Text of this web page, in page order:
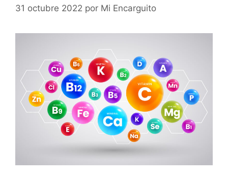
31 octubre 2022 por Mi Encarguito